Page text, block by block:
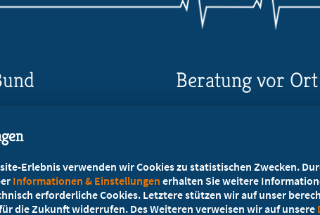
Segeberg
bund-sh.de
Beratung vor Ort
Erlebnis verwenden wir Cookies zu statistischen Zwecken.
Informationen & Einstellungen erhalten Sie weitere
erforderliche Cookies. Letztere stützen wir auf unser
die Zukunft widerrufen. Des Weiteren verweisen wir auf unsere